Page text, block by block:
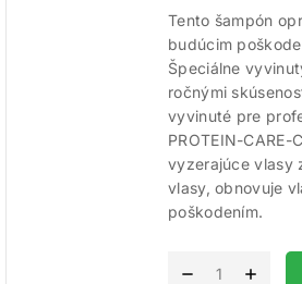
Tento šampón
budúcim
Špeciálne
ročnými
vyvinuté pre
PROTEIN-
vyzerajúce vlasy
vlasy, obnovuje
poškodením.